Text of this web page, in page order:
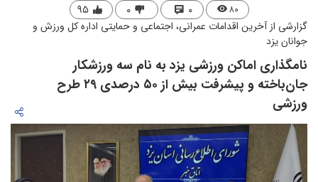
۸۰ ۰ ۰ ۹۵
گزارشی از آخرین اقدامات عمرانی، اجتماعی و حمایتی اداره کل ورزش و
جوانان یزد
نامگذاری اماکن ورزشی یزد به نام سه ورزشکار
جان‌باخته و پیشرفت بیش از ۵۰ درصدی ۲۹ طرح
ورزشی